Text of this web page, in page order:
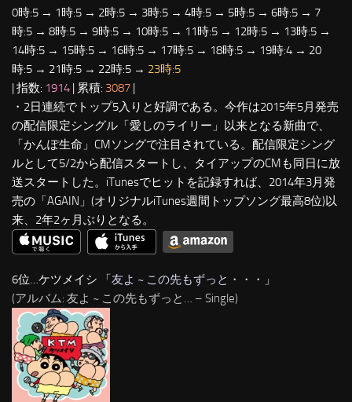
0時:5 → 1時:5 → 2時:5 → 3時:5 → 4時:5 → 5時:5 → 6時:5 → 7
時:5 → 8時:5 → 9時:5 → 10時:5 → 11時:5 → 12時:5 → 13時:5 →
14時:5 → 15時:5 → 16時:5 → 17時:5 → 18時:5 → 19時:4 → 20
時:5 → 21時:5 → 22時:5 → 23時:5
| 指数: 1914 | 累積: 3087 |
・2日連続でトップ5入りと好調である。今作は2015年5月発売
の配信限定シングル「愛しのライリー」以来となる新曲で、
「かんぽ生命」CMソングで注目されている。配信限定シング
ルとして5/2から配信スタートし、タイアップのCMも同日に放
送スタートした。iTunesでヒットを記録すれば、2014年3月発
売の「AGAIN」(オリジナルiTunes週間トップソング最高8位)以
来、2年2ヶ月ぶりとなる。
6位…ケツメイシ 「 友よ ~ この先もずっと・・・
」
(アルバム: 友よ ~ この先もずっと… – Single)